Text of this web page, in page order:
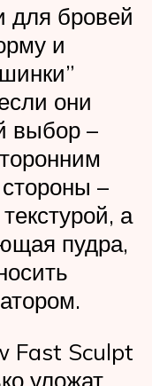
для бровей
и
они
выбор –
–
а
пудра,
Fast Sculpt
уложат